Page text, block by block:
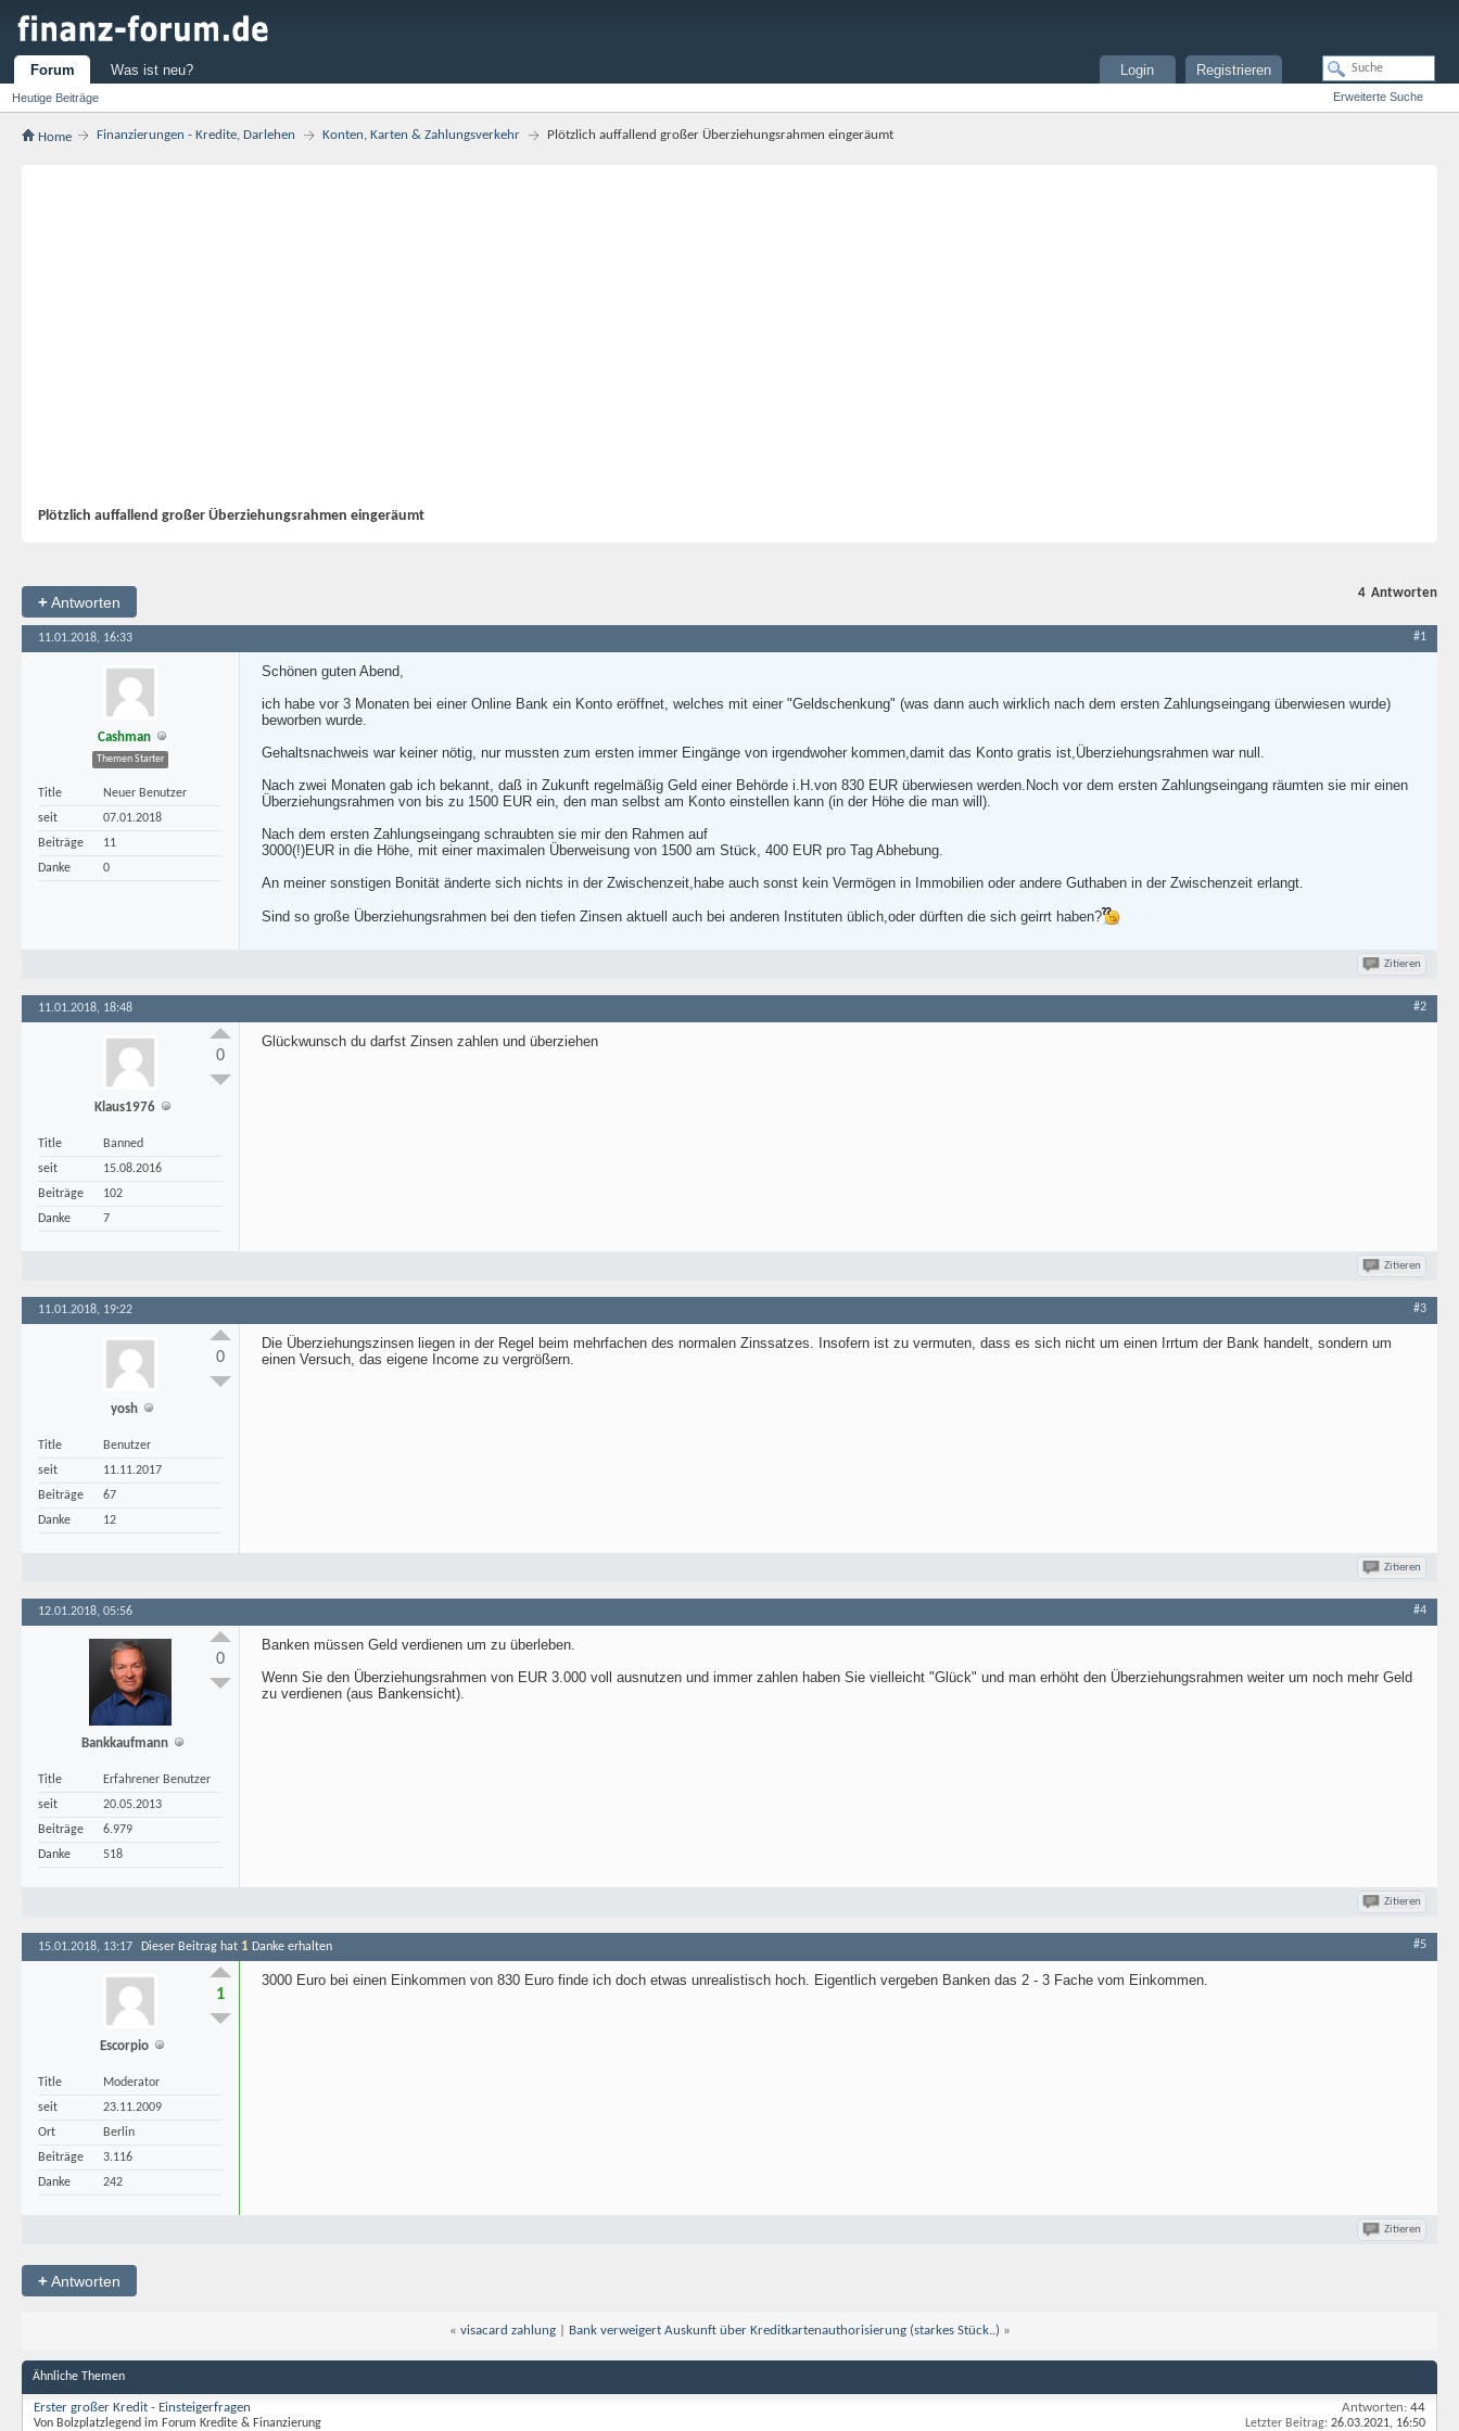
Forum
Heutige Beiträge
Was ist neu? Registrieren
Login
Erweiterte Suche
Home Finanzierungen - Kredite, Darlehen Konten, Karten & Zahlungsverkehr Plötzlich auffallend großer Überziehungsrahmen eingeräumt
Plötzlich auffallend großer Überziehungsrahmen eingeräumt
+Antworten
4 Antworten
11.01.2018, 16:33 #1
Cashman
Themen Starter
Title
Neuer Benutzer
seit
07.01.2018
Beiträge
11
Danke
0
Schönen guten Abend,
ich habe vor 3 Monaten bei einer Online Bank ein Konto eröffnet, welches mit einer "Geldschenkung" (was dann auch wirklich nach dem ersten Zahlungseingang überwiesen wurde)
beworben wurde.
Gehaltsnachweis war keiner nötig, nur mussten zum ersten immer Eingänge von irgendwoher kommen,damit das Konto gratis ist,Überziehungsrahmen war null.
Nach zwei Monaten gab ich bekannt, daß in Zukunft regelmäßig Geld einer Behörde i.H.von 830 EUR überwiesen werden.Noch vor dem ersten Zahlungseingang räumten sie mir einen
Überziehungsrahmen von bis zu 1500 EUR ein, den man selbst am Konto einstellen kann (in der Höhe die man will).
Nach dem ersten Zahlungseingang schraubten sie mir den Rahmen auf
3000(!)EUR in die Höhe, mit einer maximalen Überweisung von 1500 am Stück, 400 EUR pro Tag Abhebung.
An meiner sonstigen Bonität änderte sich nichts in der Zwischenzeit,habe auch sonst kein Vermögen in Immobilien oder andere Guthaben in der Zwischenzeit erlangt.
Sind so große Überziehungsrahmen bei den tiefen Zinsen aktuell auch bei anderen Instituten üblich,oder dürften die sich geirrt haben?
Zitieren
11.01.2018, 18:48 #2
Klaus1976
Title
Banned
seit
15.08.2016
Beiträge
102
Danke
7
0
Glückwunsch du darfst Zinsen zahlen und überziehen
Zitieren
11.01.2018, 19:22 #3
yosh
Title
Benutzer
seit
11.11.2017
Beiträge
67
Danke
12
0
Die Überziehungszinsen liegen in der Regel beim mehrfachen des normalen Zinssatzes. Insofern ist zu vermuten, dass es sich nicht um einen Irrtum der Bank handelt, sondern um
einen Versuch, das eigene Income zu vergrößern.
Zitieren
12.01.2018, 05:56 #4
Bankkaufmann
Title
Erfahrener Benutzer
seit
20.05.2013
Beiträge
6.979
Danke
518
0
Banken müssen Geld verdienen um zu überleben.
Wenn Sie den Überziehungsrahmen von EUR 3.000 voll ausnutzen und immer zahlen haben Sie vielleicht "Glück" und man erhöht den Überziehungsrahmen weiter um noch mehr Geld
zu verdienen (aus Bankensicht).
Zitieren
15.01.2018, 13:17 Dieser Beitrag hat 1 Danke erhalten #5
Escorpio
Title
Moderator
seit
23.11.2009
Ort
Berlin
Beiträge
3.116
Danke
242
1
3000 Euro bei einen Einkommen von 830 Euro finde ich doch etwas unrealistisch hoch. Eigentlich vergeben Banken das 2 - 3 Fache vom Einkommen.
Zitieren
+Antworten
« visacard zahlung| Bank verweigert Auskunft über Kreditkartenauthorisierung (starkes Stück..) »
Ähnliche Themen
Erster großer Kredit - Einsteigerfragen
Von Bolzplatzlegend im Forum Kredite & Finanzierung
Antworten: 44
Letzter Beitrag: 26.03.2021, 16:50